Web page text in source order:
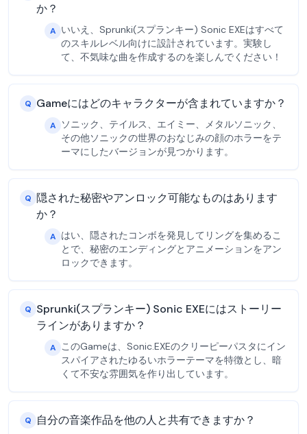
か？
A いいえ、Sprunki(スプランキー) Sonic EXEはすべて
のスキルレベル向けに設計されています。実験し
て、不気味な曲を作成するのを楽しんでください！
Q Gameにはどのキャラクターが含まれていますか？
A
ソニック、テイルス、エイミー、メタルソニック、
その他ソニックの世界のおなじみの顔のホラーをテ
ーマにしたバージョンが見つかります。
Q 隠された秘密やアンロック可能なものはあります
か？
A はい、隠されたコンボを発見してリングを集めるこ
とで、秘密のエンディングとアニメーションをアン
ロックできます。
Q Sprunki(スプランキー) Sonic EXEにはストーリー
ラインがありますか？
A このGameは、Sonic.EXEのクリーピーパスタにイン
スパイアされたゆるいホラーテーマを特徴とし、暗
くて不安な雰囲気を作り出しています。
Q 自分の音楽作品を他の人と共有できますか？